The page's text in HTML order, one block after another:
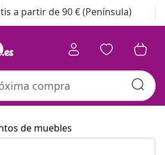
a partir de 90 € (Península)
de muebles